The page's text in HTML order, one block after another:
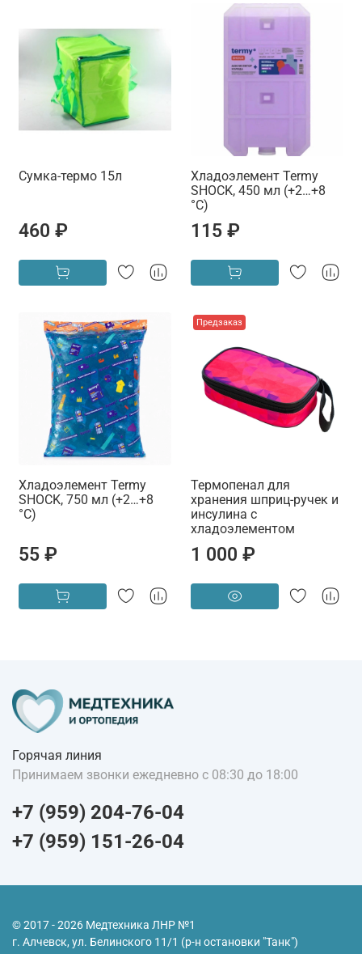
Сумка-термо 15л
460 ₽
Хладоэлемент Termy
SHOCK, 450 мл (+2…+8
°C)
115 ₽
Хладоэлемент Termy
SHOCK, 750 мл (+2…+8
°C)
55 ₽
Предзаказ
Термопенал для
хранения шприц-ручек и
инсулина с
хладоэлементом
1 000 ₽
Горячая линия
Принимаем звонки ежедневно с 08:30 до 18:00
+7 (959) 204-76-04
+7 (959) 151-26-04
© 2017 - 2026 Медтехника ЛНР №1
г. Алчевск, ул. Белинского 11/1 (р-н остановки "Танк")